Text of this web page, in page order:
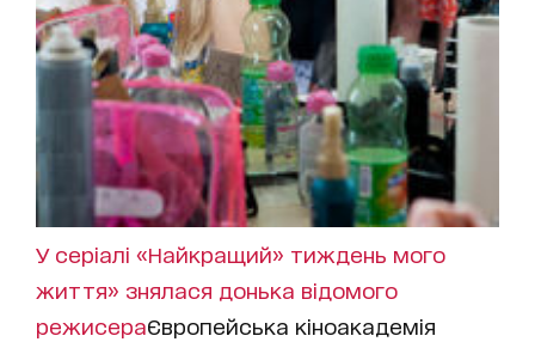
У серіалі «Найкращий» тиждень мого
життя» знялася донька відомого
режисераЄвропейська кіноакадемія